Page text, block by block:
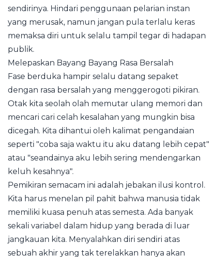
sendirinya. Hindari penggunaan pelarian instan
yang merusak, namun jangan pula terlalu keras
memaksa diri untuk selalu tampil tegar di hadapan
publik.
Melepaskan Bayang Bayang Rasa Bersalah
Fase berduka hampir selalu datang sepaket
dengan rasa bersalah yang menggerogoti pikiran.
Otak kita seolah olah memutar ulang memori dan
mencari cari celah kesalahan yang mungkin bisa
dicegah. Kita dihantui oleh kalimat pengandaian
seperti "coba saja waktu itu aku datang lebih cepat"
atau "seandainya aku lebih sering mendengarkan
keluh kesahnya".
Pemikiran semacam ini adalah jebakan ilusi kontrol.
Kita harus menelan pil pahit bahwa manusia tidak
memiliki kuasa penuh atas semesta. Ada banyak
sekali variabel dalam hidup yang berada di luar
jangkauan kita. Menyalahkan diri sendiri atas
sebuah akhir yang tak terelakkan hanya akan